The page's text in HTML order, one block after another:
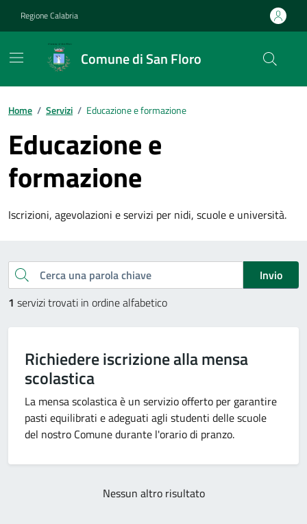
Regione Calabria
Comune di San Floro
Home / Servizi / Educazione e formazione
Educazione e
formazione
Iscrizioni, agevolazioni e servizi per nidi, scuole e università.
Esplora tutti i servizi
Cerca una parola chiave
Invio
1 servizi trovati in ordine alfabetico
Richiedere iscrizione alla mensa
scolastica
La mensa scolastica è un servizio offerto per garantire
pasti equilibrati e adeguati agli studenti delle scuole
del nostro Comune durante l'orario di pranzo.
Nessun altro risultato